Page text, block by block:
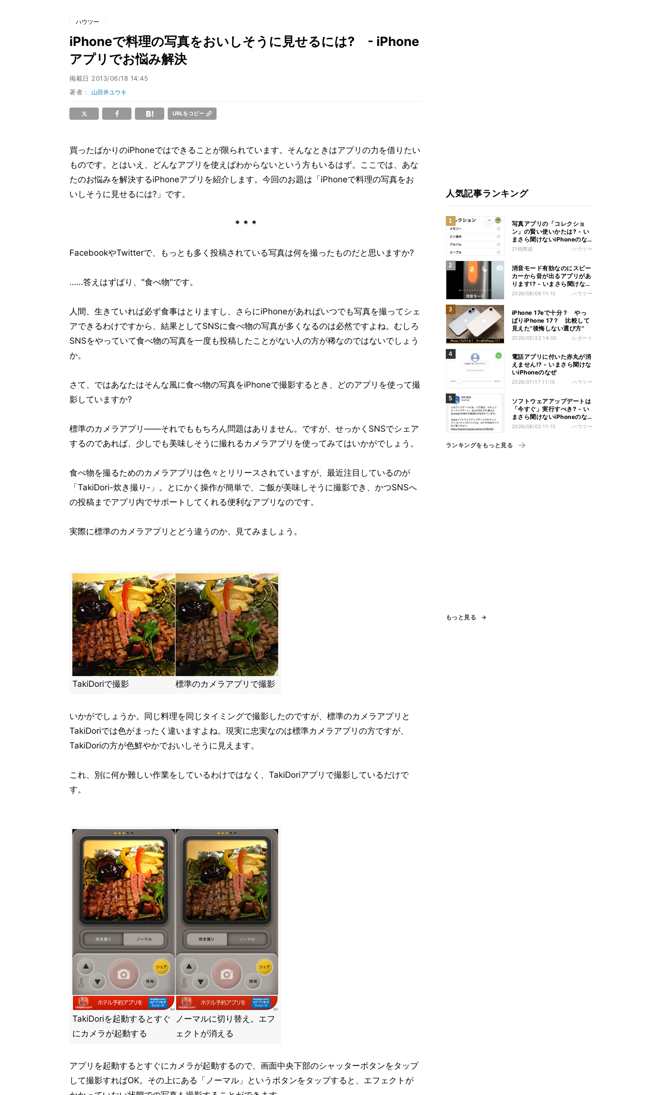
ハウツー
iPhoneで料理の写真をおいしそうに見せるには? - iPhone
アプリでお悩み解決
掲載日 2013/06/18 14:45
著者： 山田井ユウキ
URLをコピー
買ったばかりのiPhoneではできることが限られています。そんなときはアプリの力を借りたい
ものです。とはいえ、どんなアプリを使えばわからないという方もいるはず。ここでは、あな
たのお悩みを解決するiPhoneアプリを紹介します。今回のお題は「iPhoneで料理の写真をお
いしそうに見せるには?」です。
＊＊＊
FacebookやTwitterで、もっとも多く投稿されている写真は何を撮ったものだと思いますか?
……答えはずばり、"食べ物"です。
人間、生きていれば必ず食事はとりますし、さらにiPhoneがあればいつでも写真を撮ってシェ
アできるわけですから、結果としてSNSに食べ物の写真が多くなるのは必然ですよね。むしろ
SNSをやっていて食べ物の写真を一度も投稿したことがない人の方が稀なのではないでしょう
か。
さて、ではあなたはそんな風に食べ物の写真をiPhoneで撮影するとき、どのアプリを使って撮
影していますか?
標準のカメラアプリ――それでももちろん問題はありません。ですが、せっかくSNSでシェア
するのであれば、少しでも美味しそうに撮れるカメラアプリを使ってみてはいかがでしょう。
食べ物を撮るためのカメラアプリは色々とリリースされていますが、最近注目しているのが
「TakiDori-炊き撮り-」。とにかく操作が簡単で、ご飯が美味しそうに撮影でき、かつSNSへ
の投稿までアプリ内でサポートしてくれる便利なアプリなのです。
実際に標準のカメラアプリとどう違うのか、見てみましょう。
TakiDoriで撮影 標準のカメラアプリで撮影
いかがでしょうか。同じ料理を同じタイミングで撮影したのですが、標準のカメラアプリと
TakiDoriでは色がまったく違いますよね。現実に忠実なのは標準カメラアプリの方ですが、
TakiDoriの方が色鮮やかでおいしそうに見えます。
これ、別に何か難しい作業をしているわけではなく、TakiDoriアプリで撮影しているだけで
す。
TakiDoriを起動するとすぐ
にカメラが起動する
ノーマルに切り替え。エフ
ェクトが消える
アプリを起動するとすぐにカメラが起動するので、画面中央下部のシャッターボタンをタップ
して撮影すればOK。その上にある「ノーマル」というボタンをタップすると、エフェクトが
人気記事ランキング
写真アプリの「コレクショ
ン」の賢い使いかたは? - い
まさら聞けないiPhoneのな
ぜ
21時間前 ハウツー
消音モード有効なのにスピー
カーから音が出るアプリがあ
ります!? - いまさら聞けない
iPhoneのなぜ
2026/08/06 11:15 ハウツー
iPhone 17eで十分？ やっ
ぱりiPhone 17？ 比較して
見えた“後悔しない選び方”
2026/05/22 14:00 レポート
電話アプリに付いた赤丸が消
えません!? - いまさら聞けな
いiPhoneのなぜ
2026/07/17 11:15 ハウツー
ソフトウェアアップデートは
「今すぐ」実行すべき? - い
まさら聞けないiPhoneのな
ぜ
2026/08/02 11:15 ハウツー
ランキングをもっと見る
もっと見る